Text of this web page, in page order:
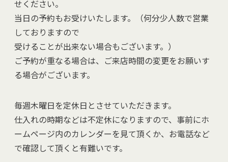
せください。
当日の予約もお受けいたします。（何分少人数で営業
しておりますので
受けることが出来ない場合もございます。）
ご予約が重なる場合は、ご来店時間の変更をお願いす
る場合がございます。
毎週木曜日を定休日とさせていただきます。
仕入れの時期などは不定休になりますので、事前にホ
ームページ内のカレンダーを見て頂くか、お電話など
で確認して頂くと有難いです。